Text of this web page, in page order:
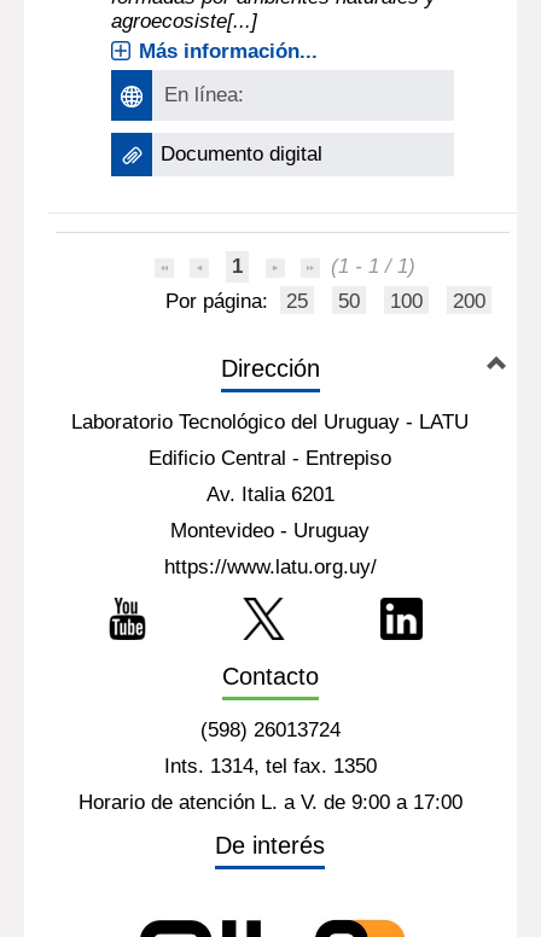
agroecosiste[...]
Más información...
En línea:
Documento digital
1
(1 - 1 / 1)
Por página:
25 50 100 200
Dirección
Laboratorio Tecnológico del Uruguay - LATU
Edificio Central - Entrepiso
Av. Italia 6201
Montevideo - Uruguay
https://www.latu.org.uy/
Contacto
(598) 26013724
Ints. 1314, tel fax. 1350
Horario de atención L. a V. de 9:00 a 17:00
De interés